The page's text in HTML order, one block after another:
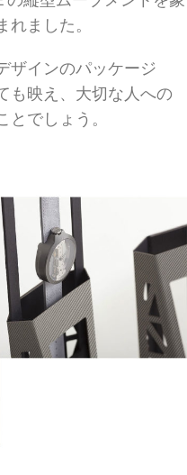
ました。
ザインのパッケージ
も映え、大切な人への
でしょう。